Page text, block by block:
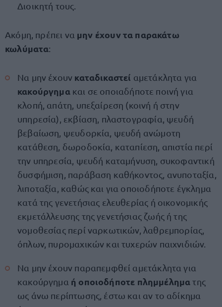
Διοικητή τους.
Ακόμη, πρέπει να μην έχουν τα παρακάτω
κωλύματα:
Να μην έχουν καταδικαστεί αμετάκλητα για
κακούργημα και σε οποιαδήποτε ποινή για
κλοπή, απάτη, υπεξαίρεση (κοινή ή στην
υπηρεσία), εκβίαση, πλαστογραφία, ψευδή
βεβαίωση, ψευδορκία, ψευδή ανώμοτη
κατάθεση, δωροδοκία, καταπίεση, απιστία περί
την υπηρεσία, ψευδή καταμήνυση, συκοφαντική
δυσφήμιση, παράβαση καθήκοντος, ανυποταξία,
λιποταξία, καθώς και για οποιοδήποτε έγκλημα
κατά της γενετήσιας ελευθερίας ή οικονομικής
εκμετάλλευσης της γενετήσιας ζωής ή της
νομοθεσίας περί ναρκωτικών, λαθρεμπορίας,
όπλων, πυρομαχικών και τυχερών παιχνιδιών.
Να μην έχουν παραπεμφθεί αμετάκλητα για
κακούργημα ή οποιοδήποτε πλημμέληματης
ως άνω περίπτωσης, έστω και αν το αδίκημα